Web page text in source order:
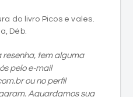
do livro Picos e vales.
Déb.
resenha, tem alguma
pelo e-mail
ou no perfil
Aguardamos sua